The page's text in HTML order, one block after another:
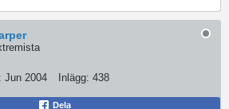
Jun 2004 Inlägg: 438
Dela